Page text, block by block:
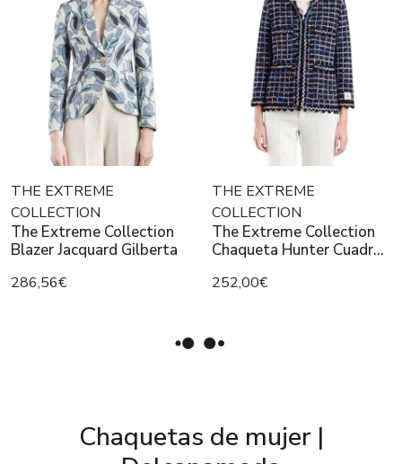
THE EXTREME
COLLECTION
The Extreme Collection
Blazer Jacquard Gilberta
286,56€
THE EXTREME
COLLECTION
The Extreme Collection
Chaqueta Hunter Cuadr
negra
252,00€
Chaquetas de mujer |